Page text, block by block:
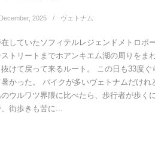
, 2025 ヴェトナム
していたソフィテルレジェンドメトロポ
トリートまでホアンキエム湖の周りをま
けて戻って来るルート。 この日も33度ぐ
かった。 バイクが多いヴェトナムだけれ
ウルワツ界隈に比べたら、歩行者が歩く
街歩きも苦に...